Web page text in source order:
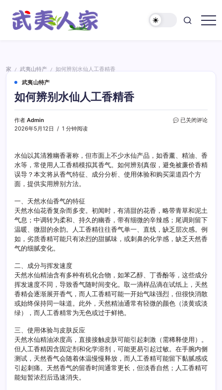
家
家 / 武夷山特产 /
如何辨别水仙人工香精香
武夷山特产
如何辨别水仙人工香精香
作者 Admin
2026年5月12日
1 分钟阅读
如
水
仙
人
工
已关闭评论
水仙以其清雅幽香著称，但市面上不少水仙产品，如香薰、精油、香
水等，常使用人工香精模拟其香气。如何辨别真假，避免被廉价香精
误导？本文将从香气特征、成分分析、使用体验和购买渠道四个方
面，提供实用辨别方法。
一、天然水仙香气的特征
天然水仙花香复杂而多变。初闻时，有清甜的花香，略带青草和泥土
气息；中调转为柔和、持久的幽香，带有细微的辛辣感；尾调则留下
温暖、微甜的余韵。人工香精往往香气单一、直线，缺乏层次感。例
如，劣质香精可能只有浓烈的甜腻味，或刺鼻的化学感，缺乏天然香
气的细腻变化。
二、成分与挥发速度
天然水仙精油含有多种有机化合物，如苯乙醇、丁香酚等，这些成分
挥发速度不同，导致香气随时间变化。取一滴样品滴在试纸上，天然
香精会逐渐展开香气，而人工香精可能一开始气味强烈，但很快消散
或始终保持同一味道。此外，天然精油通常有轻微的颜色（淡黄或淡
绿），而人工香精常为无色或过于鲜艳。
三、使用体验与皮肤反应
天然水仙精油浓度高，直接接触皮肤可能引起刺激（需稀释使用）。
但人工香精因含固定剂和化学溶剂，可能更易引起过敏。在手腕内侧
测试，天然香气会随着体温慢慢释放，而人工香精可能留下黏腻感或
引起刺痛。天然香气的留香时间通常更长，但淡香自然；人工香精可
能短暂浓烈后迅速消失。